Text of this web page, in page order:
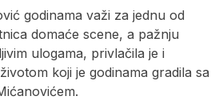
godinama važi za jednu od
domaće scene, a pažnju
ulogama, privlačila je i
koji je godinama gradila sa